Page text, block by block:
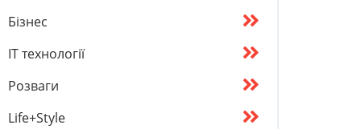
Бізнес
IT технології
Розваги
Life+Style